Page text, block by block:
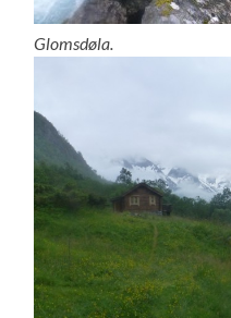
Glomsdøla.